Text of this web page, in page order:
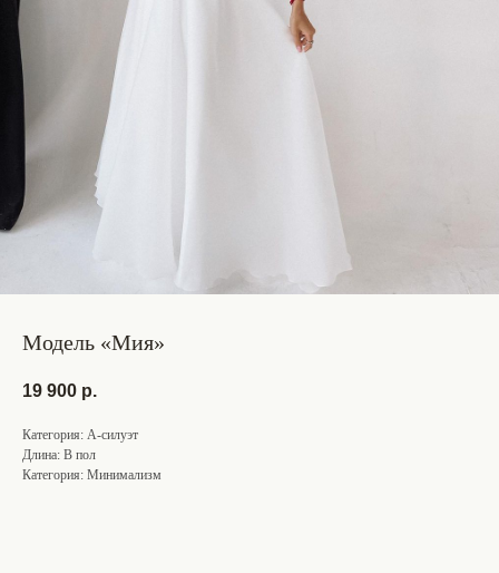
Модель «Мия»
19 900 р.
Категория: А-силуэт
Длина: В пол
Категория: Минимализм